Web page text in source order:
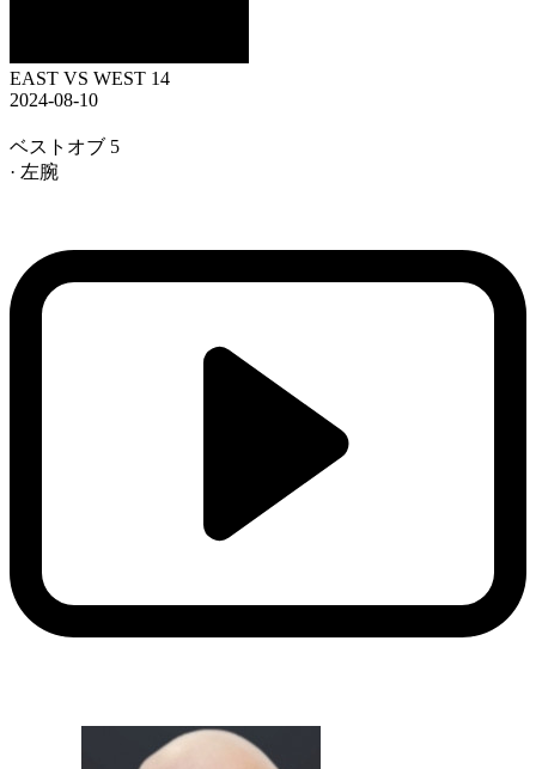
EAST VS WEST 14
2024-08-10
ベストオブ 5
· 左腕